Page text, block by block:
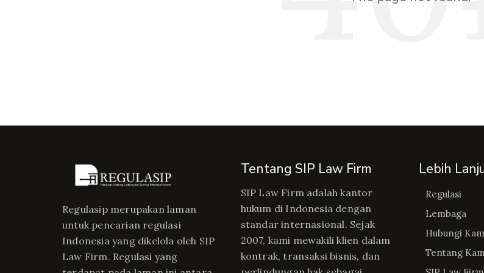
Regulasip merupakan laman
untuk pencarian regulasi
Indonesia yang dikelola oleh SIP
Law Firm. Regulasi yang
Tentang SIP Law Firm
SIP Law Firm adalah kantor
hukum di Indonesia dengan
standar internasional. Sejak
2007, kami mewakili klien dalam
kontrak, transaksi bisnis, dan
Lebih
Regulasi
Lembaga
Hubungi
Tentang